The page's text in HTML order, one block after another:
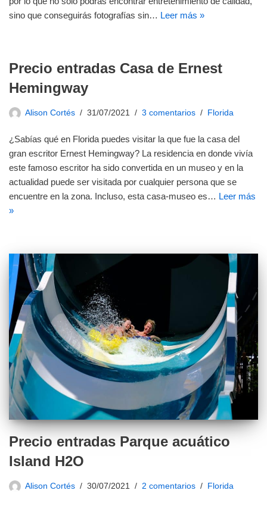
sino que conseguirás fotografías sin… Leer más »
Precio entradas Casa de Ernest
Hemingway
Alison Cortés 31/07/2021 3 comentarios Florida
¿Sabías qué en Florida puedes visitar la que fue la casa del
gran escritor Ernest Hemingway? La residencia en donde vivía
este famoso escritor ha sido convertida en un museo y en la
actualidad puede ser visitada por cualquier persona que se
encuentre en la zona. Incluso, esta casa-museo es… Leer más
»
Precio entradas Parque acuático
Island H2O
Alison Cortés 30/07/2021 2 comentarios Florida